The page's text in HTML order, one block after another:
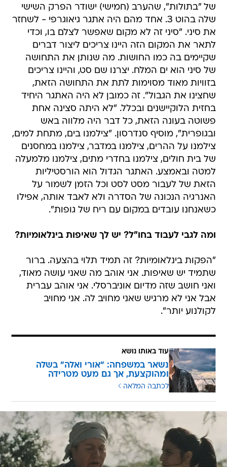
של "בתולות", שהערב (חמישי) ישודר הפרק השישי
שלה בהוט 3. אחד מהם היה אתגר גיאוגרפי - לשחזר
את סיני. "סיני זה לא מקום שאפשר לצלם בו, וכדי
לתאר את המקום הזה היינו צריכים ליצור דברים
שקיימים בה כמו החושות. מה שנותן את התחושה
של סיני הוא ים המלח. יצרנו שם סט, והיינו צריכים
בזוויות מאוד מסוימות לתת את התחושה הזאת,
שחצינו את הגבול". זה כמובן לא היה האתגר היחיד
בחזית הלוקיישנים ובכלל. "לא היתה סצינה אחת
פשוטה בעונה הזאת, כל דבר היה מלווה באש
ובגופרית", מוסיף סנדרסון. "צילמנו בים, מתחת למים,
צילמנו על ההרים, צילמנו במדבר, צילמנו במחסנים
של בית חולים, צילמנו בחדרי מתים, צילמנו מלמעלה
למטה ובאמצע. האתגר הגדול הוא הורסטיליות
הזאת של לעבור מסט לסט וכל הזמן לשמור על
האנרגיה הנכונה של הסדרה ולא לאבד אותה, אפילו
כשאנחנו עובדים במקום עם ריח של גופות".
ומה לגבי לעבוד בחו"ל? יש לך שאיפות בינלאומיות?
"הפקות בינלאומיות? זה תמיד תלוי בהצעה. ברור
שתמיד יש שאיפות. אני אוהב מה שאני עושה מאוד,
ואני חושב שזה מדיום אוניברסלי. אני אוהב עברית
אבל אני לא מרגיש שאני מחויב לה. אני מחויב
לקולנוע יותר".
עוד באותו נושא
נשאר במשפחה: "אורי ואלה" בשלה
ומהוקצעת, אך גם מעט מטרידה
לכתבה המלאה